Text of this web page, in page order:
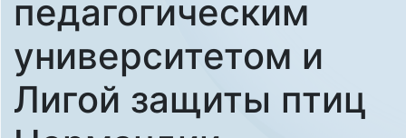
педагогическим
университетом и
Лигой защиты птиц